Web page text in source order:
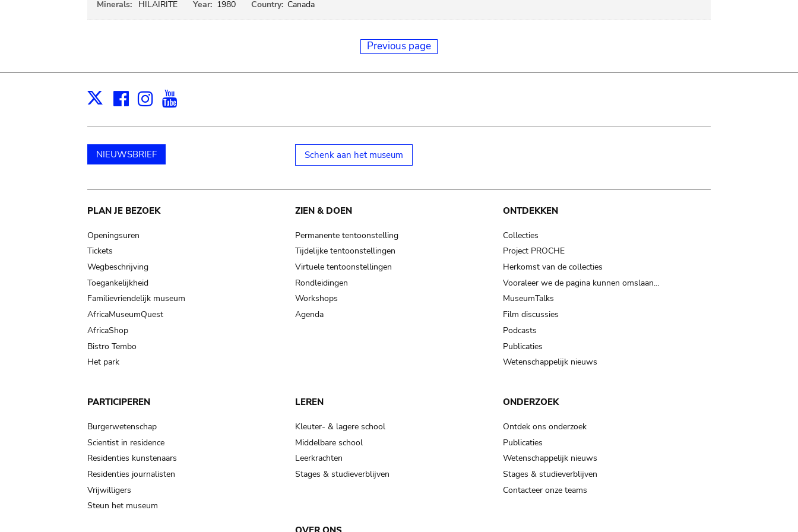
Minerals: HILAIRITE Year: 1980 Country: Canada
Previous page
X Facebook
Instagram
NIEUWSBRIEF Schenk aan het museum
Main
navigation
PLAN JE BEZOEK
Openingsuren
Tickets
Wegbeschrijving
Toegankelijkheid
Familievriendelijk museum
AfricaMuseumQuest
AfricaShop
Bistro Tembo
Het park
ZIEN & DOEN
Permanente tentoonstelling
Tijdelijke tentoonstellingen
Virtuele tentoonstellingen
Rondleidingen
Workshops
Agenda
ONTDEKKEN
Collecties
Project PROCHE
Herkomst van de collecties
Vooraleer we de pagina kunnen omslaan…
MuseumTalks
Film discussies
Podcasts
Publicaties
Wetenschappelijk nieuws
PARTICIPEREN
Burgerwetenschap
Scientist in residence
Residenties kunstenaars
Residenties journalisten
Vrijwilligers
Steun het museum
LEREN
Kleuter- & lagere school
Middelbare school
Leerkrachten
Stages & studieverblijven
ONDERZOEK
Ontdek ons onderzoek
Publicaties
Wetenschappelijk nieuws
Stages & studieverblijven
Contacteer onze teams